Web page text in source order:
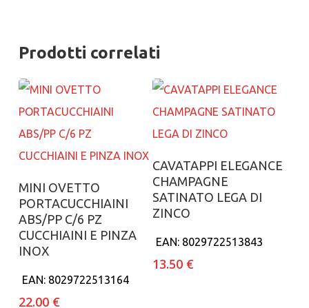
Prodotti correlati
Aggiungi al carrello
MINI OVETTO
PORTACUCCHIAINI
ABS/PP C/6 PZ
CUCCHIAINI E PINZA
INOX
EAN: 8029722513164
22.00 €
Aggiungi al carrello
CAVATAPPI ELEGANCE
CHAMPAGNE
SATINATO LEGA DI
ZINCO
EAN: 8029722513843
13.50 €